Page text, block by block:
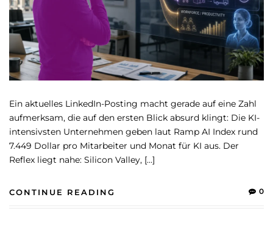
Ein aktuelles LinkedIn-Posting macht gerade auf eine Zahl
aufmerksam, die auf den ersten Blick absurd klingt: Die KI-
intensivsten Unternehmen geben laut Ramp AI Index rund
7.449 Dollar pro Mitarbeiter und Monat für KI aus. Der
Reflex liegt nahe: Silicon Valley, […]
CONTINUE READING 0